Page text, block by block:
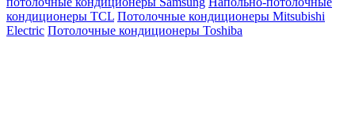
кондиционеры TCL Потолочные кондиционеры Mitsubishi
Electric Потолочные кондиционеры Toshiba